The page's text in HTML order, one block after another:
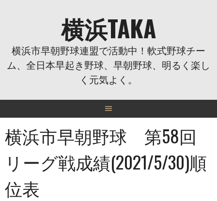
横浜TAKA
横浜市早朝野球連盟で活動中！軟式野球チー
ム、全日本早起き野球、早朝野球、明るく楽し
く元気よく。
横浜市早朝野球 第58回
リーグ戦成績(2021/5/30)順
位表